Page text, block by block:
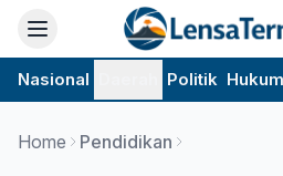
Nasional Politik Hukum
Home Pendidikan